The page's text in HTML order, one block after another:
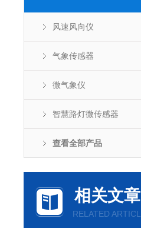
风速风向仪
气象传感器
微气象仪
智慧路灯微传感器
查看全部产品
相关文章
RELATED